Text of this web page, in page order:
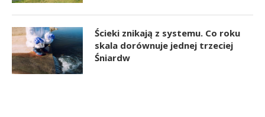
Ścieki znikają z systemu. Co roku
skala dorównuje jednej trzeciej
Śniardw